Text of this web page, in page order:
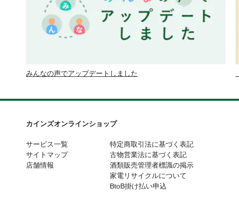
みんなの声でアップデートしました
カインズオンラインショップ
サービス一覧
サイトマップ
店舗情報
特定商取引法に基づく表記
古物営業法に基づく表記
酒類販売管理者標識の掲示
家電リサイクルについて
BtoB掛け払い申込